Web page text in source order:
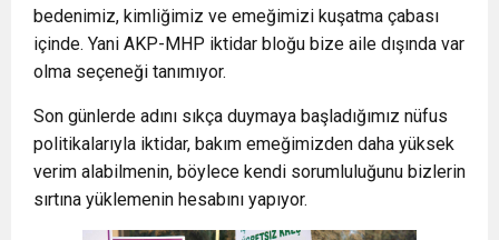
bedenimiz, kimliğimiz ve emeğimizi kuşatma çabası
içinde. Yani AKP-MHP iktidar bloğu bize aile dışında var
olma seçeneği tanımıyor.
Son günlerde adını sıkça duymaya başladığımız nüfus
politikalarıyla iktidar, bakım emeğimizden daha yüksek
verim alabilmenin, böylece kendi sorumluluğunu bizlerin
sırtına yüklemenin hesabını yapıyor.